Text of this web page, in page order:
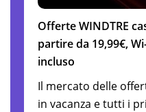
Offerte WINDTRE
partire da 19,99€,
incluso
Il mercato delle
in vacanza e tutti i